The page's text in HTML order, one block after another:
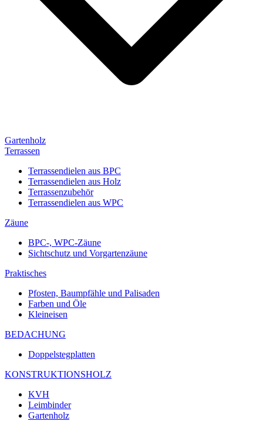
Gartenholz
Terrassen
Terrassendielen aus BPC
Terrassendielen aus Holz
Terrassenzubehör
Terrassendielen aus WPC
Zäune
BPC-, WPC-Zäune
Sichtschutz und Vorgartenzäune
Praktisches
Pfosten, Baumpfähle und Palisaden
Farben und Öle
Kleineisen
BEDACHUNG
Doppelstegplatten
KONSTRUKTIONSHOLZ
KVH
Leimbinder
Gartenholz